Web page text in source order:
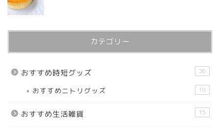
カテゴリー
おすすめ時短グッズ 26
おすすめニトリグッズ 10
おすすめ生活雑貨 15